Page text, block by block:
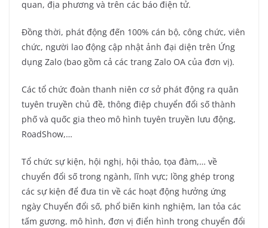
quan, địa phương và trên các báo điện tử.
Đồng thời, phát động đến 100% cán bộ, công chức, viên
chức, người lao động cập nhật ảnh đại diện trên Ứng
dụng Zalo (bao gồm cả các trang Zalo OA của đơn vị).
Các tổ chức đoàn thanh niên cơ sở phát động ra quân
tuyên truyền chủ đề, thông điệp chuyển đổi số thành
phố và quốc gia theo mô hình tuyên truyền lưu động,
RoadShow,…
Tổ chức sự kiện, hội nghị, hội thảo, tọa đàm,… về
chuyển đổi số trong ngành, lĩnh vực; lồng ghép trong
các sự kiện để đưa tin về các hoạt động hưởng ứng
ngày Chuyển đổi số, phổ biến kinh nghiệm, lan tỏa các
tấm gương, mô hình, đơn vị điển hình trong chuyển đổi